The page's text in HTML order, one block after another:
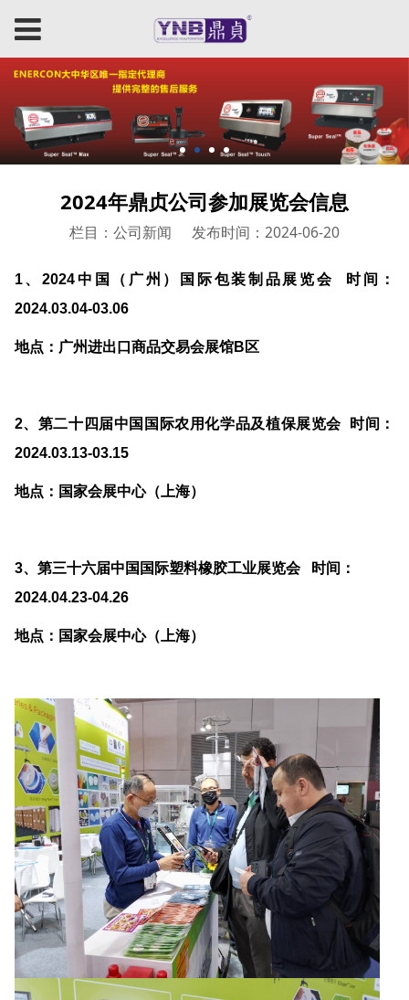
2024年鼎贞公司参加展览会信息
栏目：公司新闻 发布时间：2024-06-20
1、2024中国（广州）国际包装制品展览会
时间：
2024.03.04-03.06
地点：广州进出口商品交易会展馆B区
2、第二十四届中国国际农用化学品及植保展览会 时间：
2024.03.13-03.15
地点：国家会展中心（上海）
3、 第三十六届中国国际塑料橡胶工业展览会
时间：
2024.04.23-04.26
地点： 国家会展中心（上海）